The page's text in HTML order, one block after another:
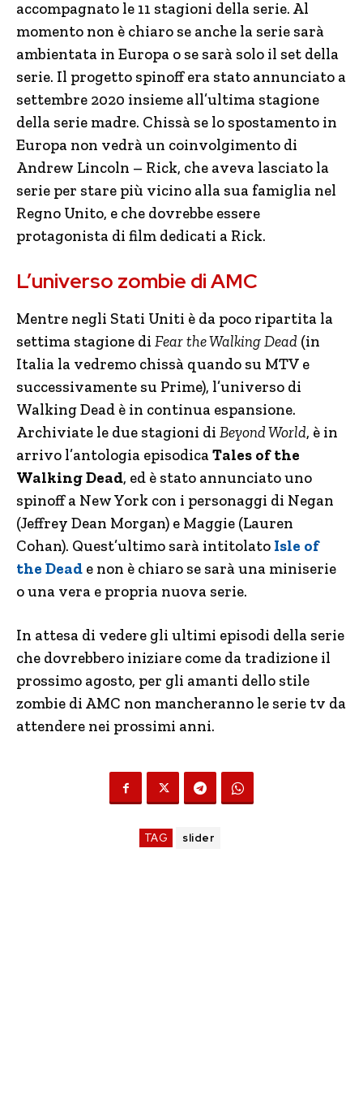
accompagnato le 11 stagioni della serie. Al
momento non è chiaro se anche la serie sarà
ambientata in Europa o se sarà solo il set della
serie. Il progetto spinoff era stato annunciato a
settembre 2020 insieme all’ultima stagione
della serie madre. Chissà se lo spostamento in
Europa non vedrà un coinvolgimento di
Andrew Lincoln – Rick, che aveva lasciato la
serie per stare più vicino alla sua famiglia nel
Regno Unito, e che dovrebbe essere
protagonista di film dedicati a Rick.
L’universo zombie di AMC
Mentre negli Stati Uniti è da poco ripartita la
settima stagione di Fear the Walking Dead (in
Italia la vedremo chissà quando su MTV e
successivamente su Prime), l’universo di
Walking Dead è in continua espansione.
Archiviate le due stagioni di Beyond World, è in
arrivo l’antologia episodicaTales of the
Walking Dead, ed è stato annunciato uno
spinoff a New York con i personaggi di Negan
(Jeffrey Dean Morgan) e Maggie (Lauren
Cohan). Quest’ultimo sarà intitolato Isle of
the Dead e non è chiaro se sarà una miniserie
o una vera e propria nuova serie.
In attesa di vedere gli ultimi episodi della serie
che dovrebbero iniziare come da tradizione il
prossimo agosto, per gli amanti dello stile
zombie di AMC non mancheranno le serie tv da
attendere nei prossimi anni.
TAG slider